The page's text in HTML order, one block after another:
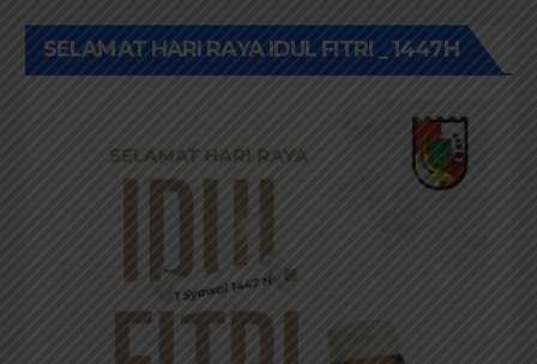
SELAMAT HARI RAYA IDUL FITRI _ 1447H